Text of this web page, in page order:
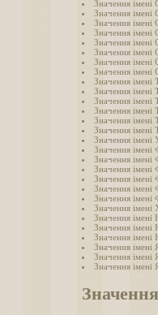
Значення імені
Значення імені
Значення імені
Значення імені
Значення імені
Значення імені
Значення імені
Значення імені
Значення імені
Значення імені
Значення імені
Значення імені
Значення імені
Значення імені
Значення імені
Значення імені
Значення імені
Значення імені
Значення імені
Значення імені
Значення імені
Значення імені
Значення імені
Значення імені
Значення
Значення імені
Значення імені
Значення імені